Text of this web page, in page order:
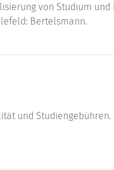
von Studium und
Bertelsmann.
und Studiengebühren.